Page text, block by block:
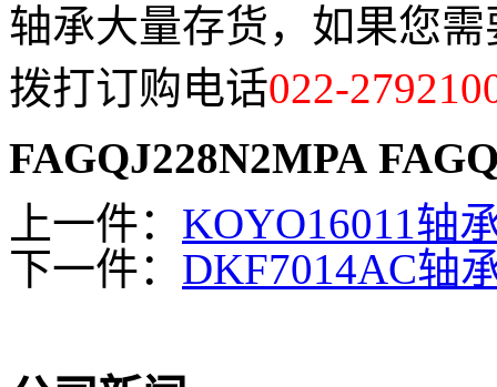
轴承大量存货，如果您需
拨打订购电话022-
FAGQJ228N2MPA
上一件： KOYO16011轴
下一件： DKF7014AC轴